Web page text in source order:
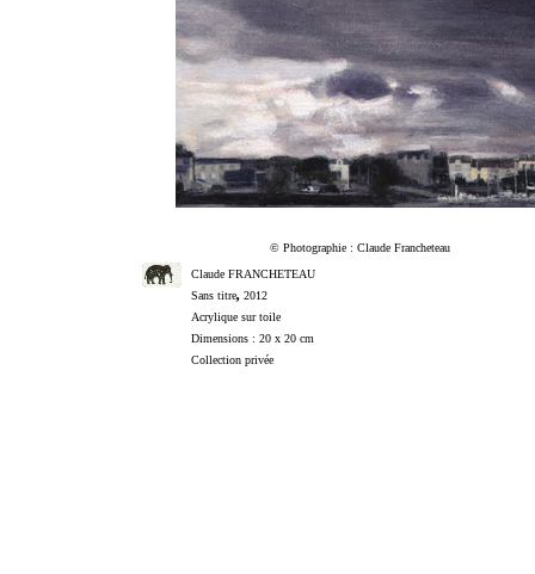
© Photographie : Claude Francheteau
Claude FRANCHETEAU
Sans titre, 2012
Acrylique sur toile
Dimensions : 20 x 20 cm
Collection privée